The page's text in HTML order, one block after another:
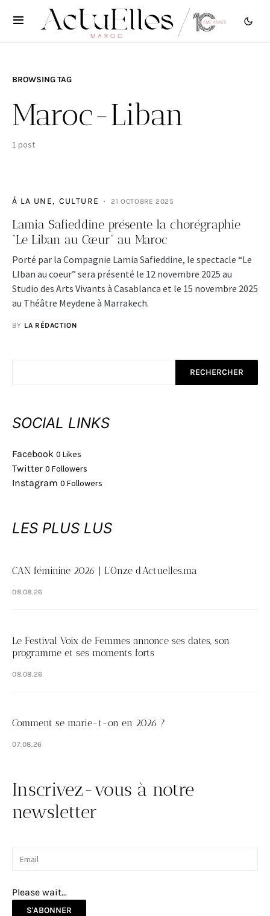
BROWSING TAG
Maroc-Liban
1 post
À LA UNE CULTURE 21 OCTOBRE 2025
Lamia Safieddine présente la chorégraphie
“Le Liban au Cœur” au Maroc
Porté par la Compagnie Lamia Safieddine, le spectacle “Le
LIban au coeur” sera présenté le 12 novembre 2025 au
Studio des Arts Vivants à Casablanca et le 15 novembre 2025
au Théâtre Meydene à Marrakech.
BY LA RÉDACTION
RECHERCHER
SOCIAL LINKS
Facebook 0 Likes
Twitter 0 Followers
Instagram 0 Followers
LES PLUS LUS
CAN féminine 2026 | L’Onze d’Actuelles.ma
08.08.26
Le Festival Voix de Femmes annonce ses dates, son
programme et ses moments forts
08.08.26
Comment se marie-t-on en 2026 ?
07.08.26
Inscrivez-vous à notre
newsletter
Please wait...
S'ABONNER